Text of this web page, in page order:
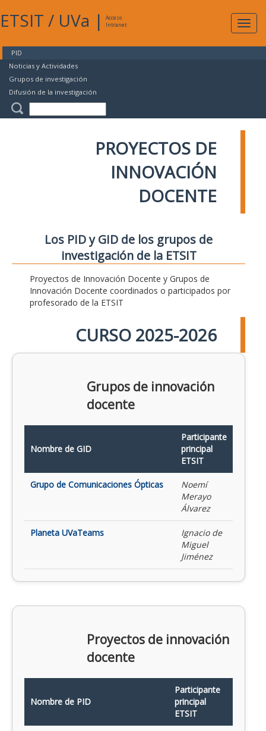
ETSIT / UVa |
Acceso
Intranet
PID
Noticias y Actividades
Grupos de investigación
Difusión de la investigación
PROYECTOS DE
INNOVACIÓN
DOCENTE
Los PID y GID de los grupos de
investigación de la ETSIT
Proyectos de Innovación Docente y Grupos de
Innovación Docente coordinados o participados por
profesorado de la ETSIT
CURSO 2025-2026
Grupos de innovación
docente
Nombre de GID
Participante
principal
ETSIT
Grupo de Comunicaciones Ópticas
Noemí
Merayo
Álvarez
Planeta UVaTeams
Ignacio de
Miguel
Jiménez
Proyectos de innovación
docente
Nombre de PID
Participante
principal
ETSIT